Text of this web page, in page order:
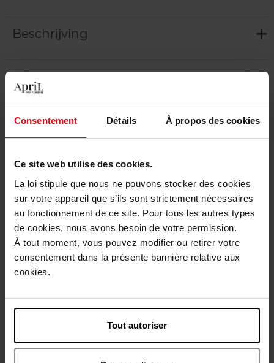
Consentement Détails À propos des cookies
Ce site web utilise des cookies.
La loi stipule que nous ne pouvons stocker des cookies
sur votre appareil que s’ils sont strictement nécessaires
au fonctionnement de ce site. Pour tous les autres types
de cookies, nous avons besoin de votre permission.
À tout moment, vous pouvez modifier ou retirer votre
consentement dans la présente bannière relative aux
cookies.
Tout autoriser
Beschrijving
Karakteristieken
Review Beleid inzake klantbeoordelingen
Nog iets vergeten ?
CARVEN C'EST PARIS !
Geschenkset